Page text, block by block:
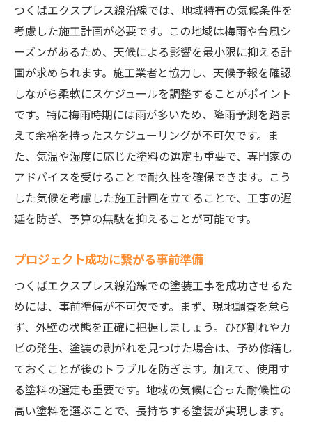
信頼できる塗装業者の選び方とそのチェックポ
イント
業者選定時の重要な基準
過去の施工実績から信頼性を判断
見積り時に確認すべき詳細項目
業者とのコミュニケーションの取り方
保証内容とアフターサービスの確認
口コミとレビューを活用した業者選び
季節ごとの塗装工事の注意点を押さえてプロジ
ェクトを成功に導く方法
夏季における施工上の注意点
秋季の気候を活かした塗装計画
冬季の施工時に気をつけるべき点
四季を通じた施工スケジュールの組み方
各季節に適した塗料の選定
塗装工事前に知っておくべき下地処理の重要性
下地処理が塗装の仕上がりに与える影響
つくばエクスプレス線沿線では、地域特有の気候条件を
考慮した施工計画が必要です。この地域は梅雨や台風シ
ーズンがあるため、天候による影響を最小限に抑える計
画が求められます。施工業者と協力し、天候予報を確認
しながら柔軟にスケジュールを調整することがポイント
です。特に梅雨時期には雨が多いため、降雨予測を踏ま
えて余裕を持ったスケジューリングが不可欠です。ま
た、気温や湿度に応じた塗料の選定も重要で、専門家の
アドバイスを受けることで耐久性を確保できます。こう
した気候を考慮した施工計画を立てることで、工事の遅
延を防ぎ、予算の無駄を抑えることが可能です。
プロジェクト成功に繋がる事前準備
つくばエクスプレス線沿線での塗装工事を成功させるた
めには、事前準備が不可欠です。まず、現地調査を怠ら
ず、外壁の状態を正確に把握しましょう。ひび割れやカ
ビの発生、塗装の剥がれを見つけた場合は、予め修繕し
ておくことが後のトラブルを防ぎます。加えて、使用す
る塗料の選定も重要です。地域の気候に合った耐候性の
高い塗料を選ぶことで、長持ちする塗装が実現します。